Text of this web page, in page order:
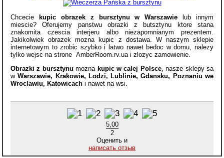
Chcecie kupic obrazek z bursztynu w Warszawie lub innym
miescie? Oferujemy panstwu obrazki z butsztynu ktore stana
znakomita czescia interjeru albo niezapomnianym prezentem.
Jakikolwiek obrazek mozna kupic z dostawa. W naszym sklepie
internetowym to zrobic szybko i latwo nawet bedoc w domu, nalezy
tylko wejsc na strone AmberRoom.rv.ua i zlozyc zamowienie.
Obrazki z bursztynu mozna kupic w calej Polsce, nasze sklepy sa
wWarszawie, Krakowie, Lodzi, Lublinie, Gdansku, Poznaniu we
Wroclawiu, Katowicach i nawet na wsi.
5,00
2
Оценить и
написать отзыв